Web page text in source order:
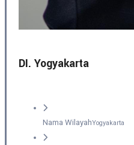
DI. Yogyakarta
Nama WilayahYogyakarta